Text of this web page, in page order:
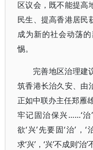
区议会，既不能提高
民生、提高香港居民
成为新的社会动荡
惕。
完善地区治理建
筑香港长治久安、由
正如中联办主任郑雁
牢记固治保兴……‘治’
欲‘兴’先要固‘治’，‘
求‘兴’，‘兴’不成则‘治